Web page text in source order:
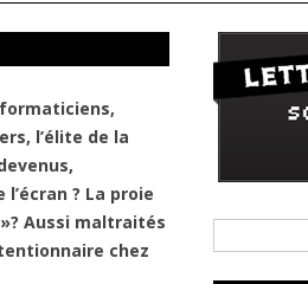
l’élite de la
? La proie
Aussi maltraités
chez